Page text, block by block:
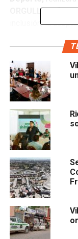
ORGULLOSX“, el
inclusión, la
sexual o identidad
La marcha
principal de
carretera 57, en
cientos de
recorrerán las
acompañados de
solidaridad este
seguro y de
crear conciencia
diversidad.